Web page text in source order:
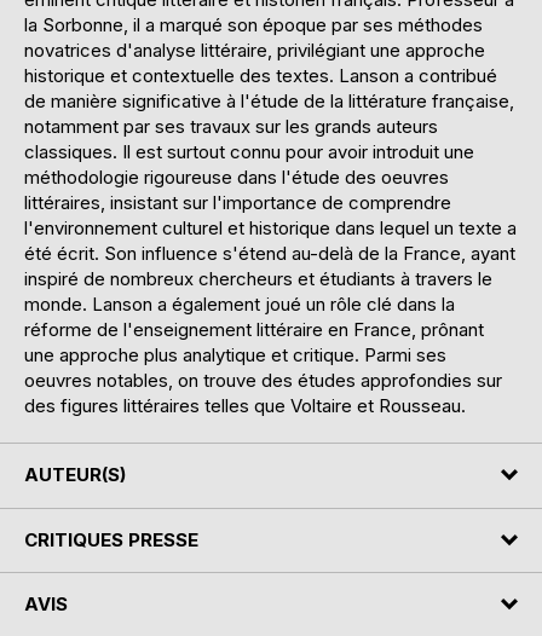
la Sorbonne, il a marqué son époque par ses méthodes
novatrices d'analyse littéraire, privilégiant une approche
historique et contextuelle des textes. Lanson a contribué
de manière significative à l'étude de la littérature française,
notamment par ses travaux sur les grands auteurs
classiques. Il est surtout connu pour avoir introduit une
méthodologie rigoureuse dans l'étude des oeuvres
littéraires, insistant sur l'importance de comprendre
l'environnement culturel et historique dans lequel un texte a
été écrit. Son influence s'étend au-delà de la France, ayant
inspiré de nombreux chercheurs et étudiants à travers le
monde. Lanson a également joué un rôle clé dans la
réforme de l'enseignement littéraire en France, prônant
une approche plus analytique et critique. Parmi ses
oeuvres notables, on trouve des études approfondies sur
des figures littéraires telles que Voltaire et Rousseau.
AUTEUR(S)
CRITIQUES PRESSE
AVIS